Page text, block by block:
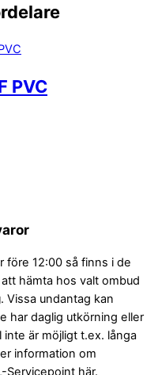
PVC
före 12:00 så finns i de
hämta hos valt ombud
. Vissa undantag kan
har daglig utkörning eller
är möjligt t.ex. långa
information om
Servicepoint här.